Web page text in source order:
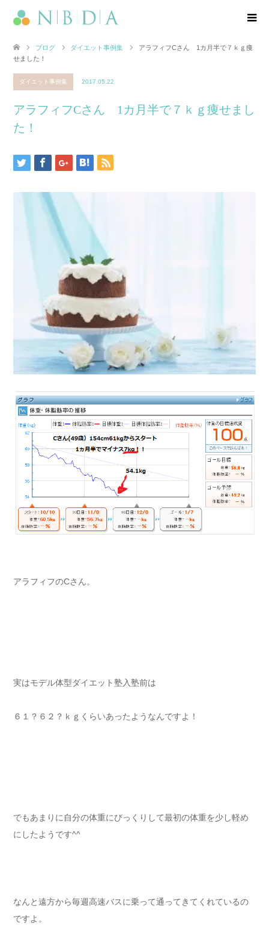
ブログ ダイエット事例集
アラフィフCさん 1カ月半で７ｋｇ痩
せました！
ダイエット事例集 2017.05.22
アラフィフCさん 1カ月半で７ｋｇ痩せまし
た！
アラフィフのCさん。
実はモデル体型ダイエット塾入塾前は
６１？６２？ｋｇくらいあったようなんですよ！
でもあまりに自分の体重にびっくりして最初の体重を少し軽め
にしたようです^^
なんと遠方から毎週高速バスに乗って通ってきてくれているの
ですよ。